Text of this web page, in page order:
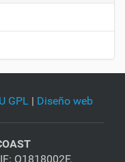
GPL | Diseño web
Q1818002F.